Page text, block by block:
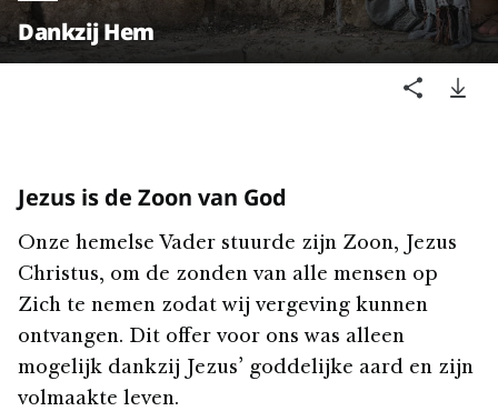
Dankzij Hem
Jezus is de Zoon van God
Onze hemelse Vader stuurde zijn Zoon, Jezus
Christus, om de zonden van alle mensen op
Zich te nemen zodat wij vergeving kunnen
ontvangen. Dit offer voor ons was alleen
mogelijk dankzij Jezus’ goddelijke aard en zijn
volmaakte leven.